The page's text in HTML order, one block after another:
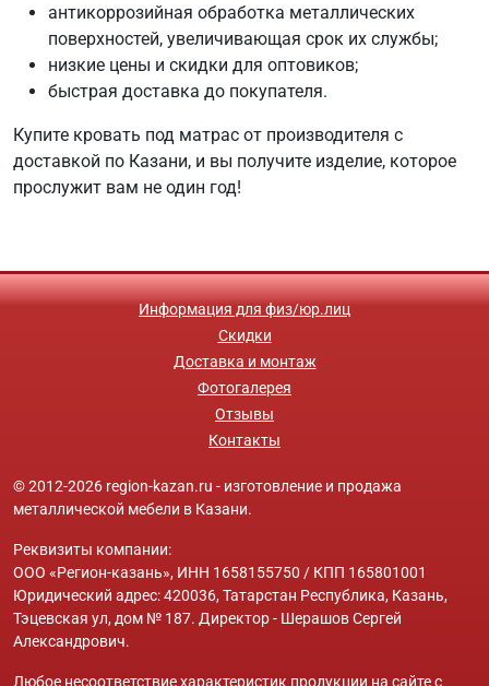
антикоррозийная обработка металлических
поверхностей, увеличивающая срок их службы;
низкие цены и скидки для оптовиков;
быстрая доставка до покупателя.
Купите кровать под матрас от производителя с
доставкой по Казани, и вы получите изделие, которое
прослужит вам не один год!
Информация для физ/юр.лиц
Скидки
Доставка и монтаж
Фотогалерея
Отзывы
Контакты
© 2012-2026 region-kazan.ru - изготовление и продажа
металлической мебели в Казани.
Реквизиты компании:
ООО «Регион-казань», ИНН 1658155750 / КПП 165801001
Юридический адрес: 420036, Татарстан Республика, Казань,
Тэцевская ул, дом № 187. Директор - Шерашов Сергей
Александрович.
Любое несоответствие характеристик продукции на сайте с